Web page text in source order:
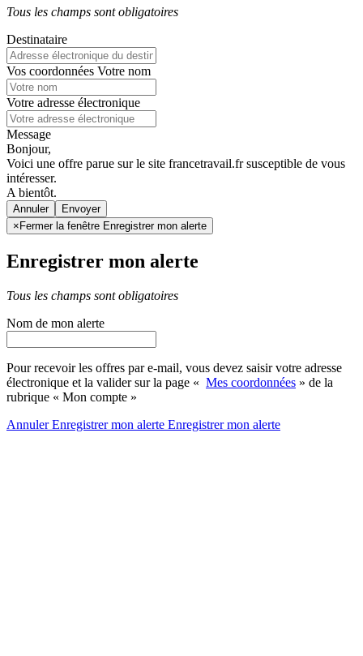
Tous les champs sont obligatoires
Destinataire
Vos coordonnées Votre nom
Votre adresse électronique
Message
Bonjour,
Voici une offre parue sur le site francetravail.fr susceptible de vous
intéresser.
A bientôt.
Annuler
× Fermer la fenêtre Enregistrer mon alerte
Enregistrer mon alerte
Tous les champs sont obligatoires
Nom de mon alerte
Pour recevoir les offres par e-mail, vous devez saisir votre adresse
électronique et la valider sur la page « Mes coordonnées » de la
rubrique « Mon compte »
AnnulerEnregistrer mon alerte Enregistrermon alerte